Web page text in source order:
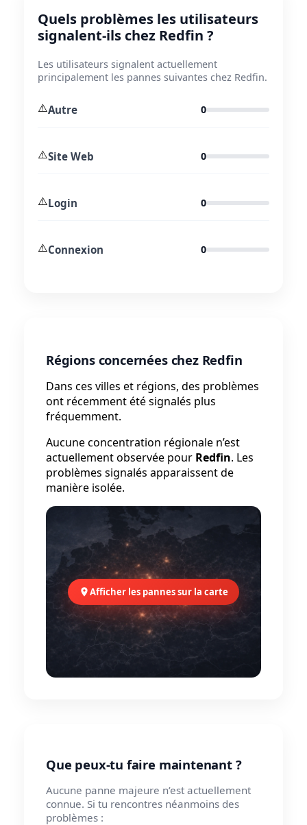
Quels problèmes les utilisateurs
signalent-ils chez Redfin ?
Les utilisateurs signalent actuellement
principalement les pannes suivantes chez Redfin.
⚠️Autre 0
⚠️Site Web 0
⚠️Login 0
⚠️Connexion 0
Régions concernées chez Redfin
Dans ces villes et régions, des problèmes
ont récemment été signalés plus
fréquemment.
Aucune concentration régionale n’est
actuellement observée pour Redfin. Les
problèmes signalés apparaissent de
manière isolée.
Afficher les pannes sur la carte
Que peux-tu faire maintenant ?
Aucune panne majeure n’est actuellement
connue. Si tu rencontres néanmoins des
problèmes :